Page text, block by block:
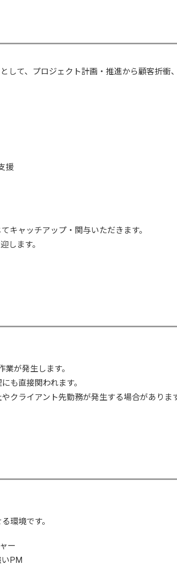
して、プロジェクト計画・推進から顧客折衝
援
キャッチアップ・関与いただきます。
します。
が発生します。
も直接関われます。
クライアント先勤務が発生する場合がありま
環境です。
ー
いPM